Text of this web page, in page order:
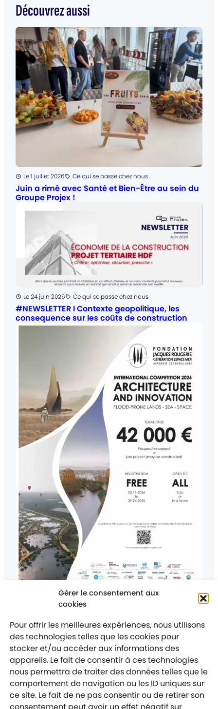
Gérer le consentement aux
cookies
Pour offrir les meilleures expériences, nous utilisons
des technologies telles que les cookies pour
stocker et/ou accéder aux informations des
appareils. Le fait de consentir à ces technologies
nous permettra de traiter des données telles que le
comportement de navigation ou les ID uniques sur
ce site. Le fait de ne pas consentir ou de retirer son
Découvrez aussi
Posté
Le 1 juillet 2026Catégorie
:
Ce qui se passe chez nous
Juin a rimé avec Santé et Bien-Être au sein du
Groupe Projex !
Posté
Le 24 juin 2026Catégorie
:
Ce qui se passe chez nous
#NEWSLETTER I Contexte geopolitique, les
consequence sur les coûts de construction
Le 9 juin 2026Catégorie
:
Ce qui se passe chez nous
Architectes, designers, étudiants, créateurs,
façonner les territoires de demain ?
Mentions légales
Politique de confidentialité
Labellisé entreprise engagée